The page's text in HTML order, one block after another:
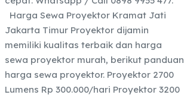
Harga Sewa Proyektor Kramat Jati
Jakarta Timur Proyektor dijamin
memiliki kualitas terbaik dan harga
sewa proyektor murah, berikut panduan
harga sewa proyektor. Proyektor 2700
Lumens Rp 300.000/hari Proyektor 3200